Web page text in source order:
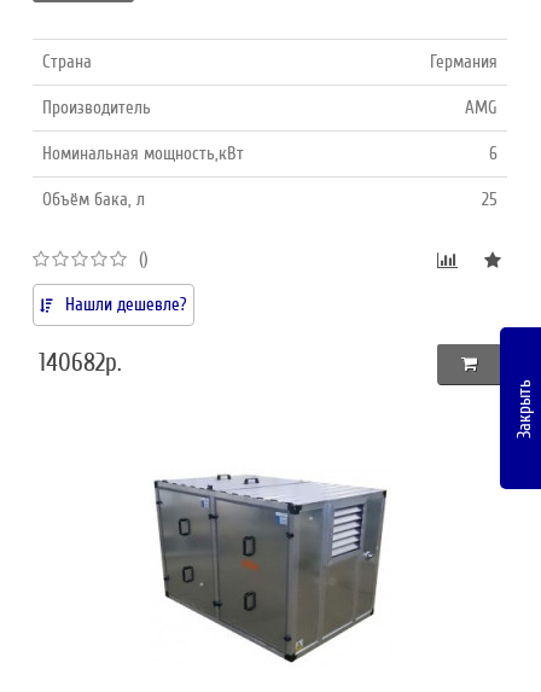
Страна Германия
Производитель AMG
Номинальная мощность,кВт 6
Объём бака, л 25
()
Нашли дешевле?
140682р.
Закрыть